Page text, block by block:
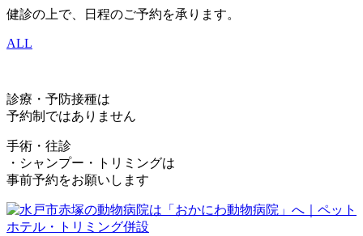
健診の上で、日程のご予約を承ります。
ALL
診療・予防接種は
予約制ではありません
手術・往診
・シャンプー・トリミングは
事前予約をお願いします